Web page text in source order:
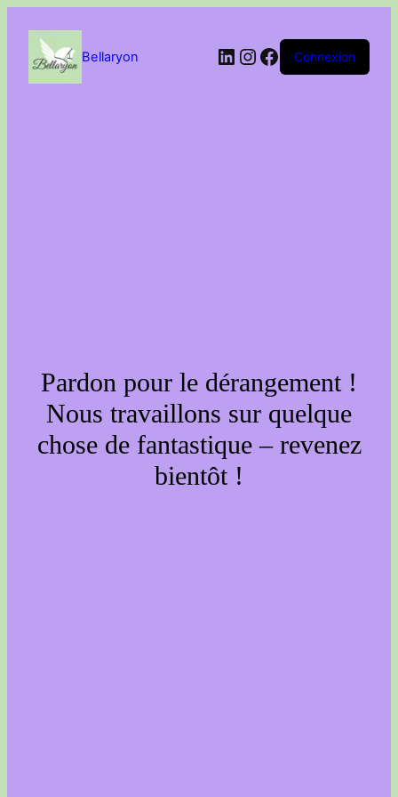
contenu
Bellaryon LinkedIn
Instagram
Facebook
Connexion
Pardon pour le dérangement !
Nous travaillons sur quelque
chose de fantastique – revenez
bientôt !